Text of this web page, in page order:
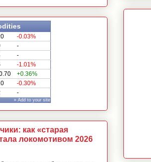
-0.03%
-
-
-1.01%
+0.36%
-0.30%
-
» Add to your site
как «старая
локомотивом 2026